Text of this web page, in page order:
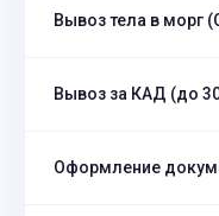
Вывоз тела в морг
Вывоз за КАД (до
Оформление